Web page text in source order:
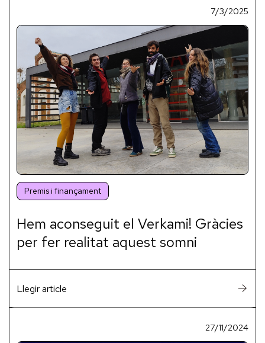
7/3/2025
Premis i finançament
Hem aconseguit el Verkami! Gràcies
per fer realitat aquest somni
Llegir article
27/11/2024